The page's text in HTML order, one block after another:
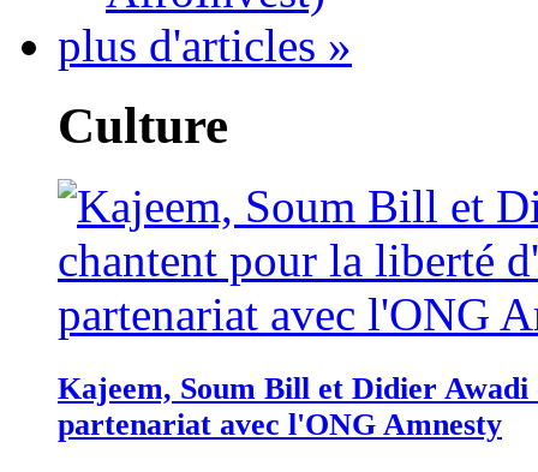
plus d'articles »
Culture
Kajeem, Soum Bill et Didier
partenariat avec l'ONG Amnesty